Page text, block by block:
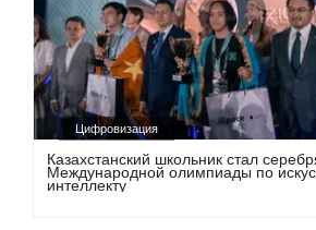
Цифровизация
Казахстанский школьник стал
Международной олимпиады по
интеллекту